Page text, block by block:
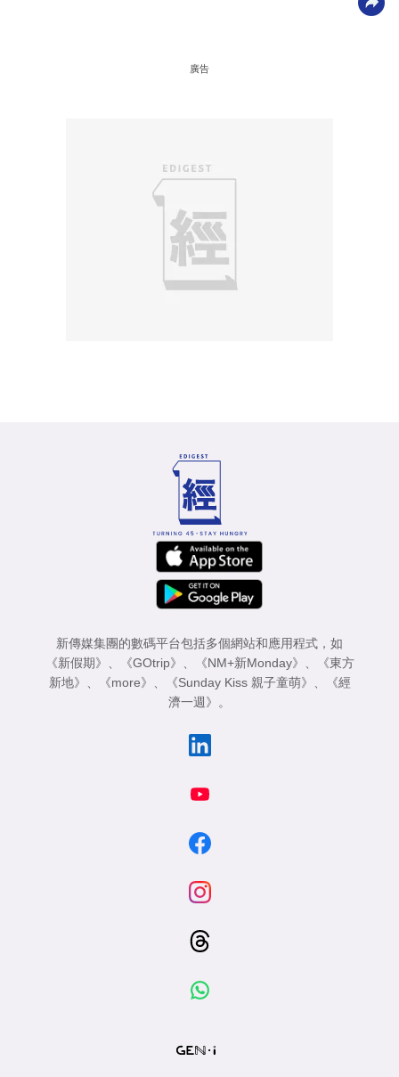
廣告
新傳媒集團的數碼平台包括多個網站和應用程式，如
《新假期》
《GOtrip》 《NM+新Monday》
《東方
新地》
《more》 《Sunday Kiss 親子童萌》
《經
濟一週》
。